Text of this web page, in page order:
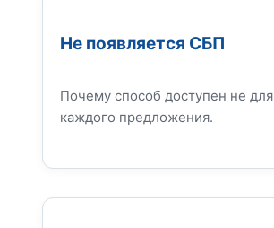
Не появляется СБП
Почему способ доступен не для
каждого предложения.